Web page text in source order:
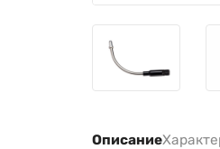
Описание